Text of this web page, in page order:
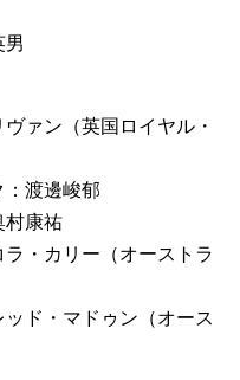
ァン（英国ロイヤル・
：渡邊峻郁
村康祐
・カリー（オーストラ
ド・マドゥン（オース